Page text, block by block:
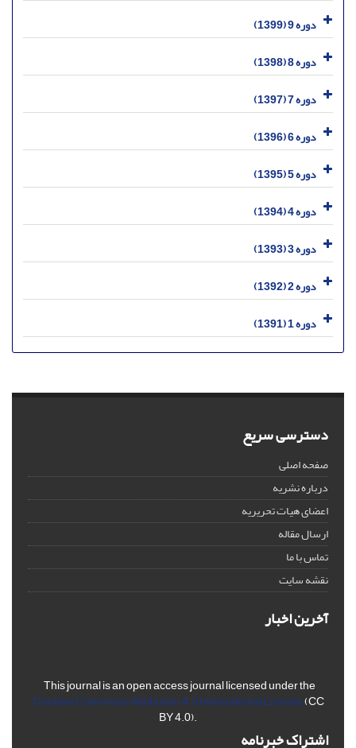
دوره 9 (1399)
دوره 8 (1398)
دوره 7 (1397)
دوره 6 (1396)
دوره 5 (1395)
دوره 4 (1394)
دوره 3 (1393)
دوره 2 (1392)
دوره 1 (1391)
دسترسی سریع
صفحه اصلی
درباره نشریه
اعضای هیات تحریریه
ارسال مقاله
تماس با ما
نقشه سایت
آخرین اخبار
This journal is an open access journal licensed under the
Creative Commons Attribution 4.0 International License(CC
BY 4.0).
اشتراک خبرنامه